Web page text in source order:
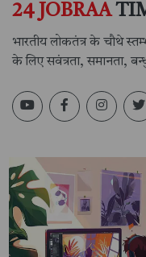
24 JOBRAA
भारतीय लोकतंत्र के चौथे
के लिए सवंत्रता, समानता,